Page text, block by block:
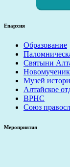
Епархия
Образование
Святыни
Музей
Алтайское
ВРНС
Союз
Мероприятия